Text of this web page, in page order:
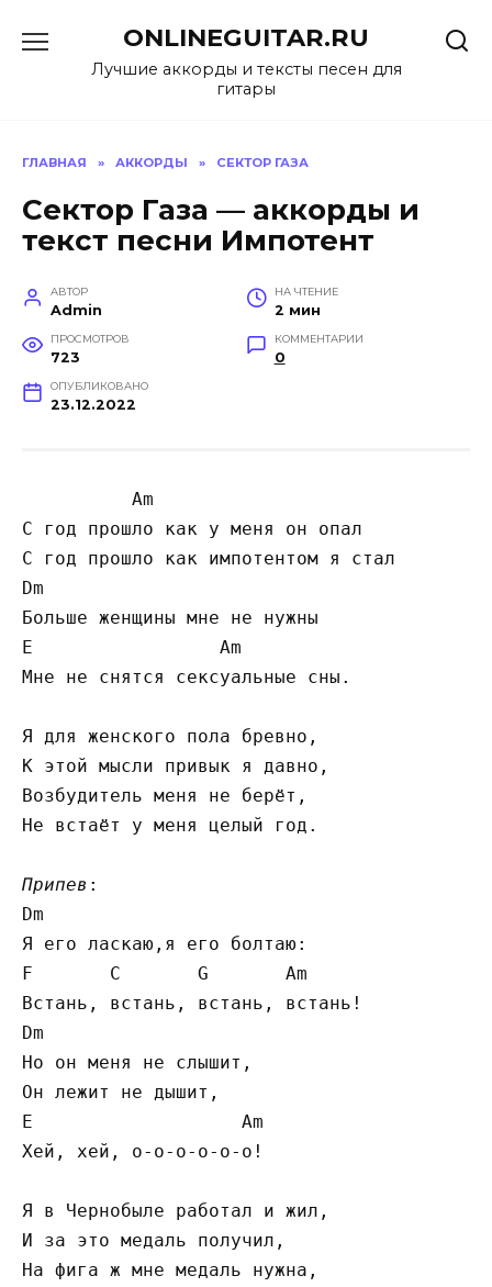
содержанию
ONLINEGUITAR.RU
Лучшие аккорды и тексты песен для
гитары
ГЛАВНАЯ » АККОРДЫ » СЕКТОР ГАЗА
Сектор Газа — аккорды и
текст песни Импотент
АВТОР
Admin
НА ЧТЕНИЕ
2 мин
ПРОСМОТРОВ
723
КОММЕНТАРИИ
0
ОПУБЛИКОВАНО
23.12.2022
          Am
С год прошло как у меня он опал
С год прошло как импотентом я стал
Dm
Больше женщины мне не нужны
E                 Am
Мне не снятся сексуальные сны.
Я для женского пола бревно,
К этой мысли привык я давно,
Возбудитель меня не берёт,
Не встаёт у меня целый год.
Припев :
Dm
Я его ласкаю,я его болтаю:
F       C       G       Am
Встань, встань, встань, встань!
Dm
Но он меня не слышит,
Он лежит не дышит,
E                   Am
Хей, хей, о-о-о-о-о-о!
Я в Чернобыле работал и жил,
И за это медаль получил,
На фига ж мне медаль нужна,